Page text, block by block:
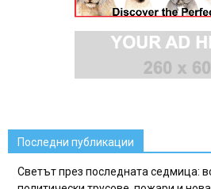
Последни публикации
Светът през последната седмица: